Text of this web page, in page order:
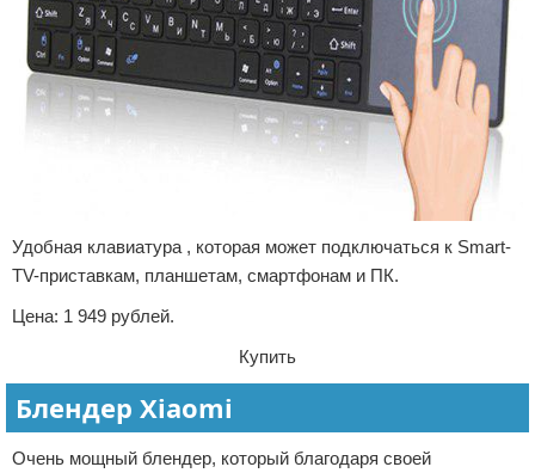
Удобная клавиатура , которая может подключаться к Smart-
TV-приставкам, планшетам, смартфонам и ПК.
Цена: 1 949 рублей.
Купить
Блендер Xiaomi
Очень мощный блендер, который благодаря своей